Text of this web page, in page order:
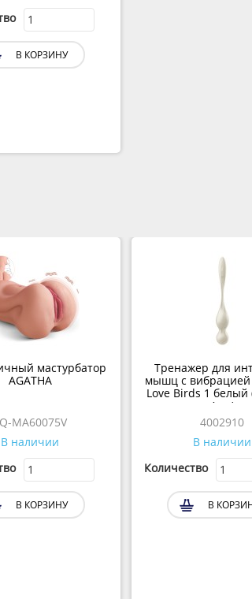
В КОРЗИНУ
мастурбатор
AGATHA
MA60075V
В наличии
В КОРЗИНУ
Тренажер для
мышц с вибрацией
Love Birds 1 белый
App)
4002910
В наличии
Количество
В